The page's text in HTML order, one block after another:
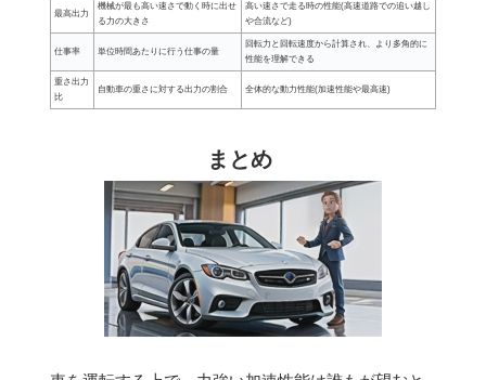
最高出力
機械が最も高い速さで動く時に出せ
る力の大きさ
高い速さで走る時の性能(高速道路での追い越し
や合流など)
仕事率 単位時間あたりに行う仕事の量
回転力と回転速度から計算され、より多角的に
性能を理解できる
重さ出力
比
自動車の重さに対する出力の割合 全体的な動力性能(加速性能や最高速)
まとめ